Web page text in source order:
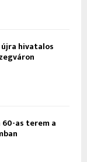
hivatalos
as terem a